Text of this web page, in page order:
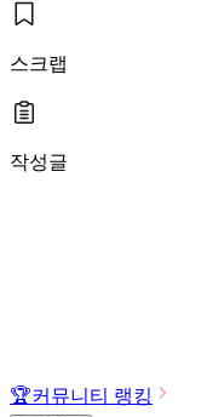
스크랩
작성글
🏆커뮤니티 랭킹